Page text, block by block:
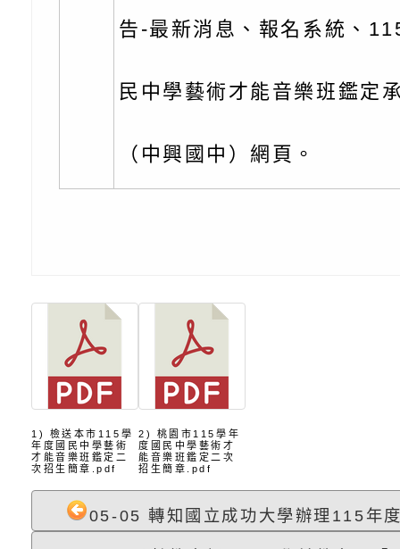
座」、「2026開心
而立》蘆葦三十．創
學辦理115年度區域
覺暫留創意應用與實
檢送桃園市政府LED
學辦理115年度區域
充實方案：「怪創劇
角色驅動的聲音與故
「學生申訴及再申訴
關事項
檢送行政院新聞傳
月份公共服務政策溝
台北松山文創園區5
「115學年度身心障
知能研習」
檢送桃園市政府LED
字稿
函轉國立臺灣師範大
「115學年度身心障
知能研習」
有關桃園市八德區大
學辦理「音樂班第27
樂會-憶起玩樂」
檢送桃園市政府家庭
「小桃家5月課程資
檢送「小桃家幸福+
告-最新消息、報名系統、
民中學藝術才能音樂班鑑定
（中興國中）網頁。
1) 檢送本市115學
年度國民中學藝術
才能音樂班鑑定二
次招生簡章.pdf
2) 桃園市115學年
度國民中學藝術才
能音樂班鑑定二次
招生簡章.pdf
05-05 轉知國立成功大學辦理115年